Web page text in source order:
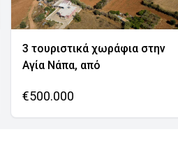
3 τουριστικά χωράφια στην
Αγία Νάπα, από
€500.000